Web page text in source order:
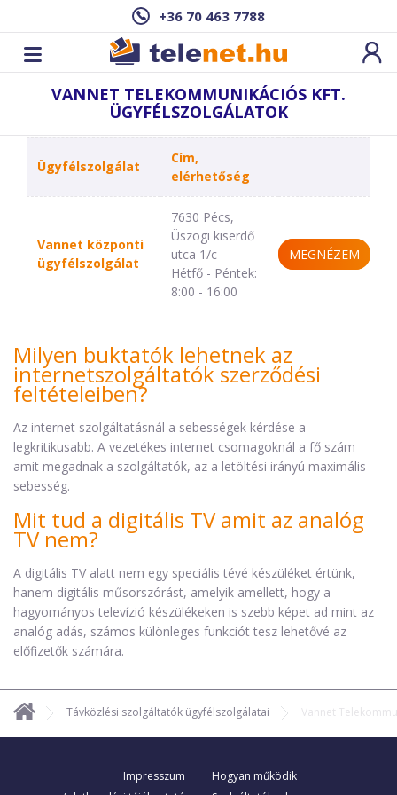
+36 70 463 7788
VANNET TELEKOMMUNIKÁCIÓS KFT.
ÜGYFÉLSZOLGÁLATOK
Ügyfélszolgálat
Cím,
elérhetőség
Vannet központi
ügyfélszolgálat
7630 Pécs,
Üszögi kiserdő
utca 1/c
Hétfő - Péntek:
8:00 - 16:00
MEGNÉZEM
Milyen buktatók lehetnek az
internetszolgáltatók szerződési
feltételeiben?
Az internet szolgáltatásnál a sebességek kérdése a
legkritikusabb. A vezetékes internet csomagoknál a fő szám
amit megadnak a szolgáltatók, az a letöltési irányú maximális
sebesség.
Mit tud a digitális TV amit az analóg
TV nem?
A digitális TV alatt nem egy speciális tévé készüléket értünk,
hanem digitális műsorszórást, amelyik amellett, hogy a
hagyományos televízió készülékeken is szebb képet ad mint az
analóg adás, számos különleges funkciót tesz lehetővé az
előfizetők számára.
Távközlési szolgáltatók ügyfélszolgálatai Vannet
Impresszum
Hogyan működik